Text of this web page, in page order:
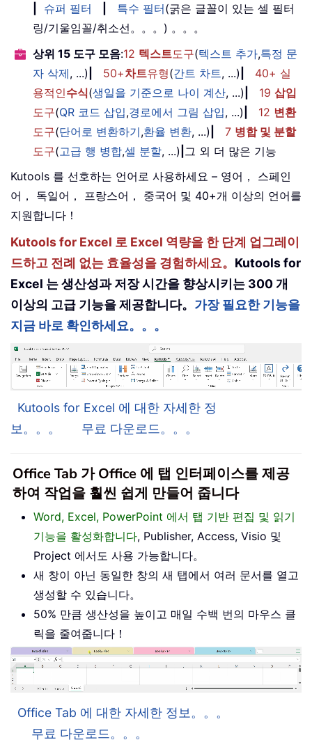
슈퍼 필터 특수 필터(굵은 글꼴이 있는 셀 필터
링/기울임꼴/취소선。。。) 。。。
상위 15 도구 모음:12 텍스트도구(텍스트 추가,특정 문
자 삭제, ...) 50+차트유형(간트 차트, ...)
40+ 실
용적인수식(생일을 기준으로 나이 계산, ...) 19 삽입
도구(QR 코드 삽입,경로에서 그림 삽입, ...) 12 변환
도구(단어로 변환하기,환율 변환, ...) 7 병합 및 분할
도구(고급 행 병합,셀 분할, ...) 그 외 더 많은 기능
Kutools 를 선호하는 언어로 사용하세요 – 영어， 스페인
어， 독일어， 프랑스어， 중국어 및 40+개 이상의 언어를
지원합니다！
Kutools for Excel 로 Excel 역량을 한 단계 업그레이
드하고 전례 없는 효율성을 경험하세요。 Kutools for
Excel 는 생산성과 저장 시간을 향상시키는 300 개
이상의 고급 기능을 제공합니다。 가장 필요한 기능을
지금 바로 확인하세요。。。
Kutools for Excel 에 대한 자세한 정
보。。。
무료 다운로드。。。
Office Tab 가 Office 에 탭 인터페이스를 제공
하여 작업을 훨씬 쉽게 만들어 줍니다
Word, Excel, PowerPoint 에서 탭 기반 편집 및 읽기
기능을 활성화합니다, Publisher, Access, Visio 및
Project 에서도 사용 가능합니다。
새 창이 아닌 동일한 창의 새 탭에서 여러 문서를 열고
생성할 수 있습니다。
50% 만큼 생산성을 높이고 매일 수백 번의 마우스 클
릭을 줄여줍니다！
Office Tab 에 대한 자세한 정보。。。
무료 다운로드。。。